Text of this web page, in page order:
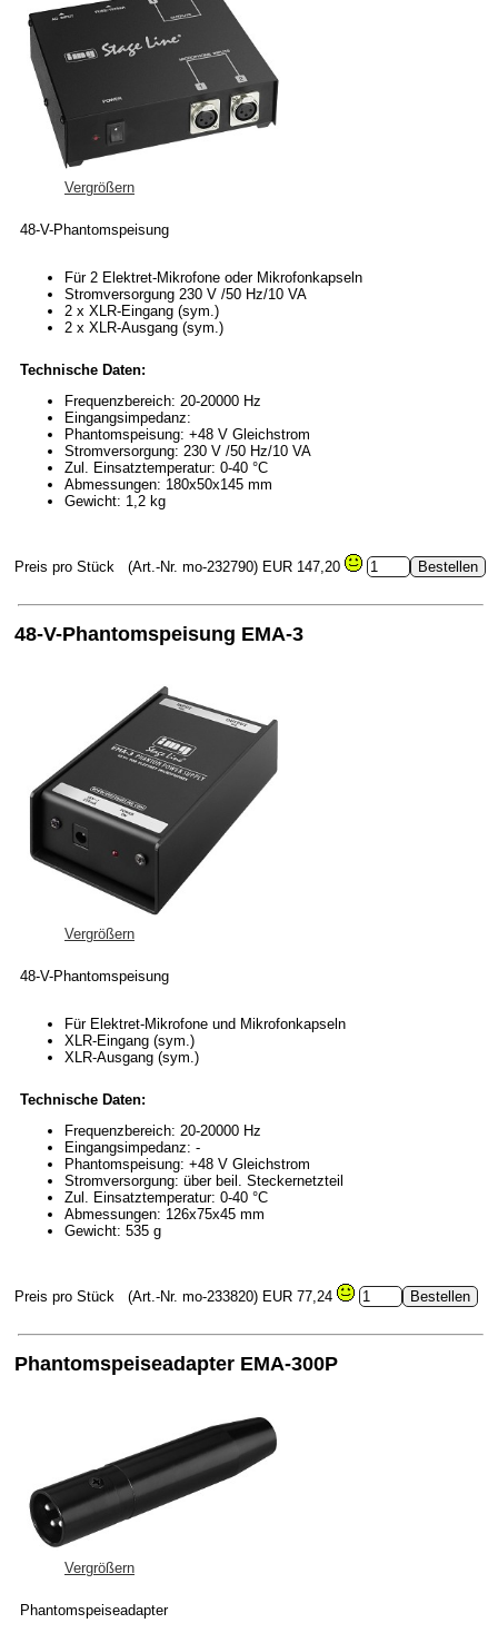
Vergrößern
48-V-Phantomspeisung
Für 2 Elektret-Mikrofone oder Mikrofonkapseln
Stromversorgung 230 V /50 Hz/10 VA
2 x XLR-Eingang (sym.)
2 x XLR-Ausgang (sym.)
Technische Daten:
Frequenzbereich: 20-20000 Hz
Eingangsimpedanz:
Phantomspeisung: +48 V Gleichstrom
Stromversorgung: 230 V /50 Hz/10 VA
Zul. Einsatztemperatur: 0-40 °C
Abmessungen: 180x50x145 mm
Gewicht: 1,2 kg
Preis pro Stück (Art.-Nr. mo-232790) EUR 147,20
48-V-Phantomspeisung EMA-3
Vergrößern
48-V-Phantomspeisung
Für Elektret-Mikrofone und Mikrofonkapseln
XLR-Eingang (sym.)
XLR-Ausgang (sym.)
Technische Daten:
Frequenzbereich: 20-20000 Hz
Eingangsimpedanz: -
Phantomspeisung: +48 V Gleichstrom
Stromversorgung: über beil. Steckernetzteil
Zul. Einsatztemperatur: 0-40 °C
Abmessungen: 126x75x45 mm
Gewicht: 535 g
Preis pro Stück (Art.-Nr. mo-233820) EUR 77,24
Phantomspeiseadapter EMA-300P
Vergrößern
Phantomspeiseadapter